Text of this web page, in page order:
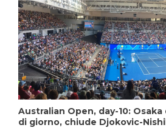
Australian Open, day-10:
di giorno, chiude Djokovic-